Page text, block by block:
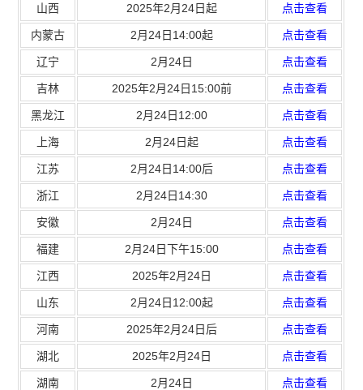
山西 2025年2月24日起 点击查看
内蒙古 2月24日14:00起 点击查看
辽宁 2月24日 点击查看
吉林 2025年2月24日15:00前 点击查看
黑龙江 2月24日12:00 点击查看
上海 2月24日起 点击查看
江苏 2月24日14:00后 点击查看
浙江 2月24日14:30 点击查看
安徽 2月24日 点击查看
福建 2月24日下午15:00 点击查看
江西 2025年2月24日 点击查看
山东 2月24日12:00起 点击查看
河南 2025年2月24日后 点击查看
湖北 2025年2月24日 点击查看
湖南 2月24日 点击查看